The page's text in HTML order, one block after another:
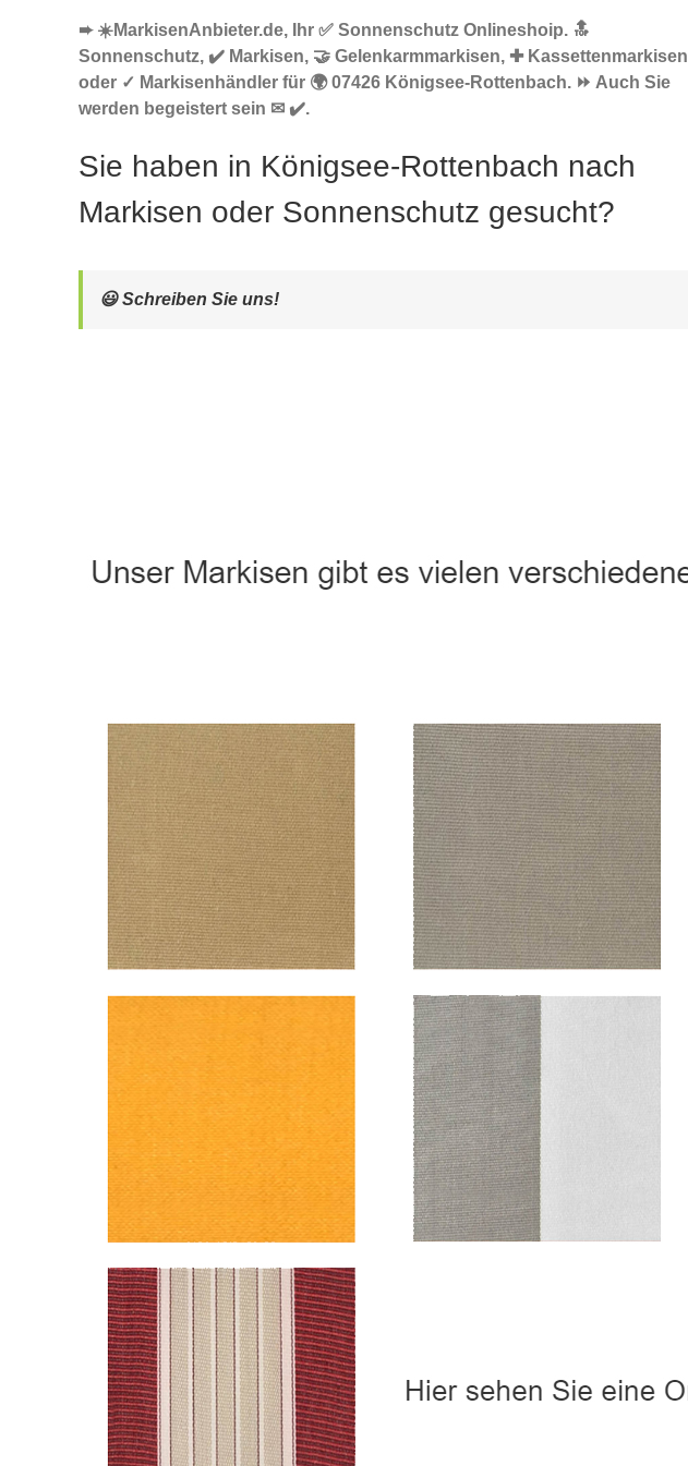
➨ ☀️MarkisenAnbieter.de, Ihr ✅ Sonnenschutz Onlineshoip. 🔝
Sonnenschutz, ✔️ Markisen, 🤝 Gelenkarmmarkisen, ✚ Kassettenmarkisen
oder ✓ Markisenhändler für 🌍 07426 Königsee-Rottenbach. ⏩ Auch Sie
werden begeistert sein ✉ ✔️.
Sie haben in Königsee-Rottenbach nach
Markisen oder Sonnenschutz gesucht?
😃 Schreiben Sie uns!